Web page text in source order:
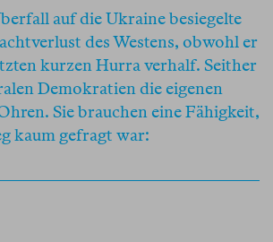
auf die Ukraine besiegelte
des Westens, obwohl er
kurzen Hurra verhalf. Seither
Demokratien die eigenen
Sie brauchen eine Fähigkeit,
kaum gefragt war: